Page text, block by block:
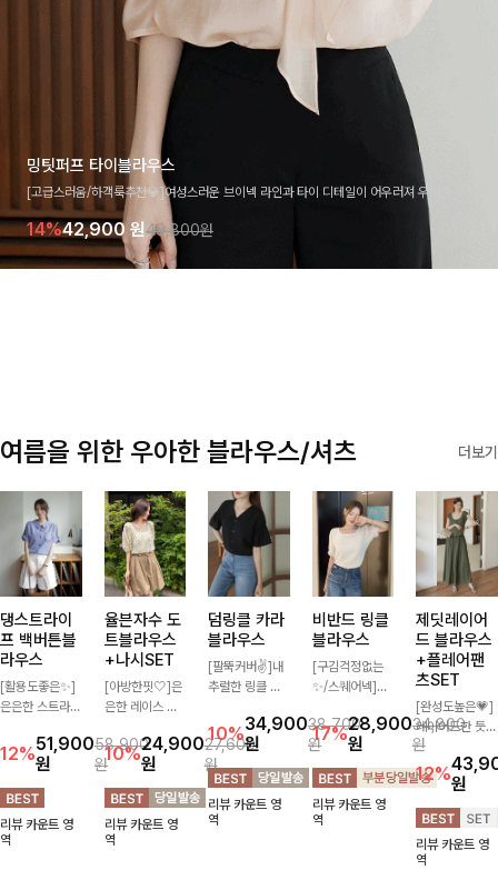
밍팃퍼프 타이블라우스
[고급스러움/하객룩추천💎]여성스러운 브이넥 라인과 타이 디테일이 어우러져 우아한 무드를
라우스 🤍 여유로운 7부 소매로 편안하게 착용되며 데일리룩부터 출근룩, 하객룩까지 세련된
기 좋은 아이템이에요
14%42,900 원49,800원
여름을 위한 우아한 블라우스/셔츠 더보기
댕스트라이
프 백버튼블
라우스
[활용도좋은✨]
은은한 스트라이
져 심플한 코디
에도 세련된 포
인트를 더해드리
며 깔끔한 스트
라이프 디테일로
유행 없이 오래
12%51,900
원
58,900
원
리뷰 카운트 영
역
율븐자수 도
트블라우스
+나시SET
[아방한핏🤍]은
은한 레이스 자
으로 사랑스러운
감성 가득 담았
으며 나시 세트
구성으로 이너
걱정없이 손쉽게
코디 가능한 블
10%24,900
원
27,600
원
리뷰 카운트 영
역
덤링클 카라
블라우스
[팔뚝커버✌]내
추럴한 링클 텍
있게 입어지는
블라우스🖤 브
이넥 카라 디자
인에 여유로운
소매핏 더해져
여리하면서도 시
10%34,900
원
38,700
원
리뷰 카운트 영
역
비반드 링클
블라우스
[구김걱정없는
✨/스퀘어넥]입
엠보 텍스처가
돋보이는 블라우
스- 여유로운 실
루엣과 물결 짜
임 소매 디테일
이 더해져 편안
17%28,900
원
34,800
원
리뷰 카운트 영
역
제딧레이어
드 블라우스
+플레어팬
츠SET
[완성도높은💗]
레이어드한 듯
자연스러운 나시
와 버튼 원피스
가 함께 구성된
세트 아이템입니
다. 코디 고민 없
이 한 벌만으로
도 내추럴하면서
12%원
리뷰 카운트 영
역